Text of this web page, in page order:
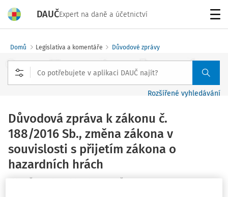
DAUČExpert na daně a účetnictví
Domů Legislativa a komentáře Důvodové zprávy
Rozšířené vyhledávání
Důvodová zpráva k zákonu č.
188/2016 Sb., změna zákona v
souvislosti s přijetím zákona o
hazardních hrách